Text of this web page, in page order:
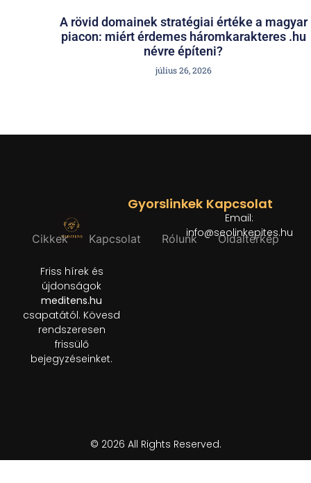
A rövid domainek stratégiai értéke a magyar
piacon: miért érdemes háromkarakteres .hu
névre építeni?
július 26, 2026
Friss hírek és
újdonságok
meditens.hu
csapatától. Kövesd
rendszeresen
frissülő
bejegyzéseinket.
Gyorslinkek
Cikkek Kapcsolat Rólunk Oldaltérkép
Kapcsolat
Email:
info@seolinkepites.hu
© 2026 All Rights Reserved.